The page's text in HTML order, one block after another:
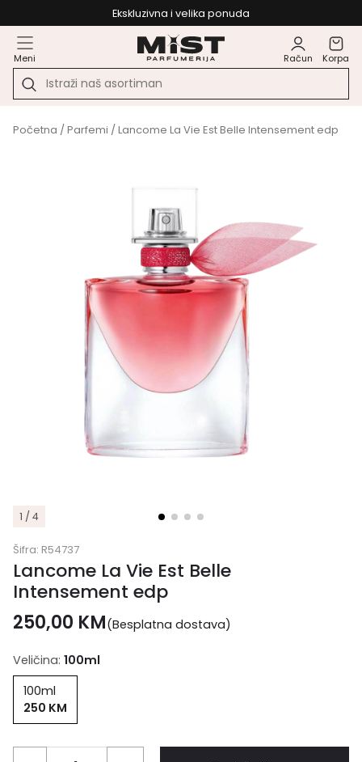
Ekskluzivna i velika ponuda
Meni Račun Korpa
Početna /Parfemi / Lancome La Vie Est Belle Intensement edp
1 / 4
Šifra: R54737
Lancome La Vie Est Belle
Intensement edp
250,00 KM(Besplatna dostava)
Veličina: 100ml
100ml
250 KM